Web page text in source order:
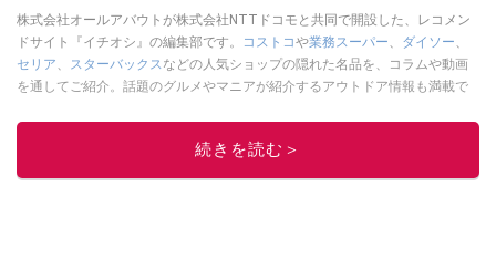
株式会社オールアバウトが株式会社NTTドコモと共同で開設した、レコメン
ドサイト『イチオシ』の編集部です。
コストコや業務スーパー、 ダイソー、
セリア、 スターバックスなどの人気ショップの隠れた名品を、コラムや動画
を通してご紹介。話題のグルメやマニアが紹介するアウトドア情報も満載で
レビューしています。毎日トレンド情報をお届けしているので、ぜひ
してください！続きを読む＞